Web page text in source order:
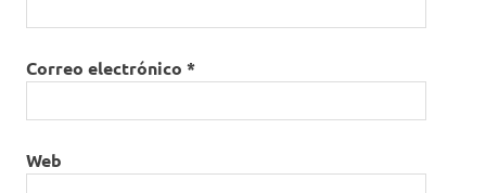
Correo electrónico *
Web